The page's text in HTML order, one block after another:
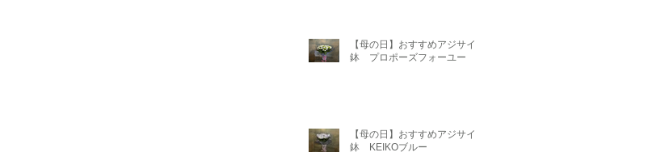
【母の日】おすすめアジサイ
鉢 プロポーズフォーユー
【母の日】おすすめアジサイ
鉢 KEIKOブルー